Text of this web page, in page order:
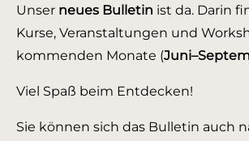
Unser neues Bulletin ist da. Darin
Kurse, Veranstaltungen und
kommenden Monate (
Viel Spaß beim Entdecken!
Sie können sich das Bulletin auch